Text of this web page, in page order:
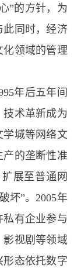
”的方针，为
此同时，经济
化领域的管理
年后五年间
技术革新成为
学城等网络文
产的垄断性准
展至普通网
坏”。2005年
私有企业参与
影视剧等领域
形态依托数字